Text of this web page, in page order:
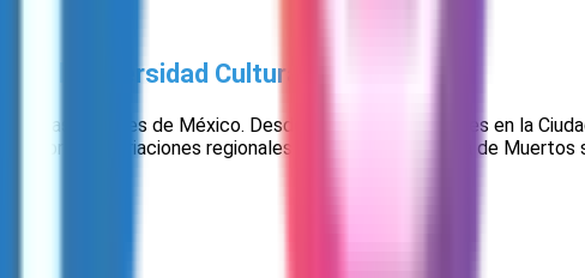
a la Diversidad Cultural
regiones de México. Desde los vibrantes desfiles en la
las variaciones regionales que hacen que el Día de Muertos